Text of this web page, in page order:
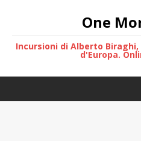
One
Incursioni di Alberto
d'Europa.